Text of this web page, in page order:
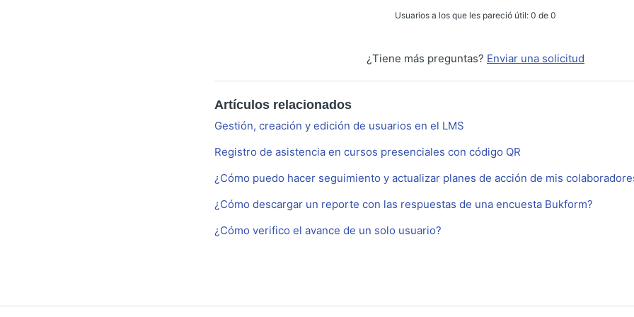
Usuarios a los que les pareció útil: 0 de 0
¿Tiene más preguntas? Enviar una solicitud
Artículos relacionados
Gestión, creación y edición de usuarios en el LMS
Registro de asistencia en cursos presenciales con código QR
¿Cómo puedo hacer seguimiento y actualizar planes de acción de mis
¿Cómo descargar un reporte con las respuestas de una encuesta Bukform?
¿Cómo verifico el avance de un solo usuario?